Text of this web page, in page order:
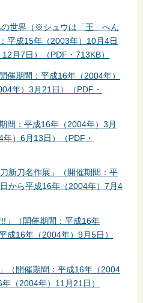
の世界（※シュウは「王」へん
平成15年（2003年）10月4日
月7日）（PDF・713KB）
催期間：平成16年（2004年）
年）3月21日）（PDF・
間：平成16年（2004年）3月
）6月13日）（PDF・
新刀名作展」（開催期間：平
から平成16年（2004年）7月4
!!」（開催期間：平成16年
成16年（2004年）9月5日）
（開催期間：平成16年（2004
（2004年）11月21日）